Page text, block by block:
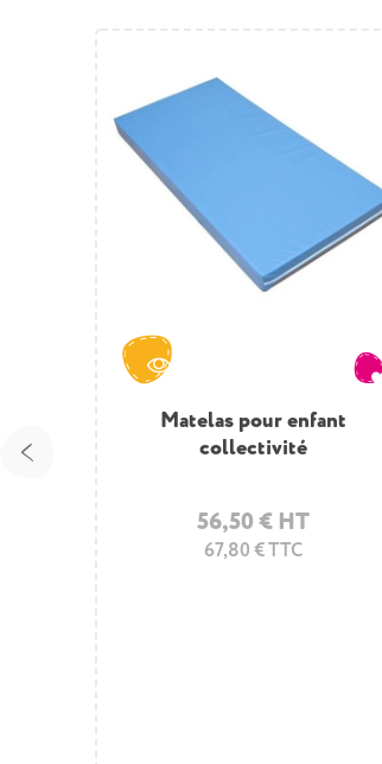
Matelas pour enfant
collectivité
56,50 € HT
67,80 € TTC